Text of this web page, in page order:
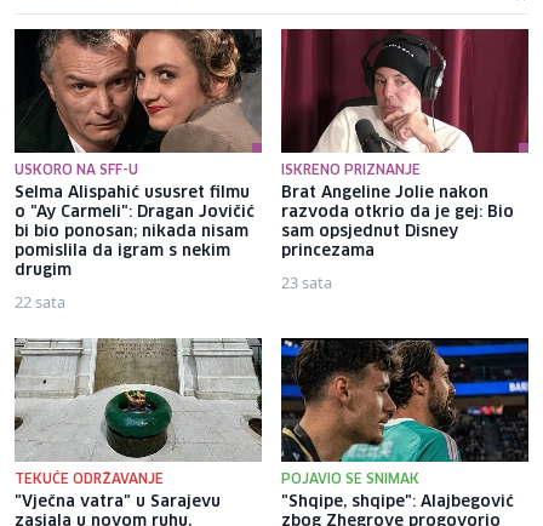
USKORO NA SFF-U
Selma Alispahić ususret filmu
o "Ay Carmeli": Dragan Jovičić
bi bio ponosan; nikada nisam
pomislila da igram s nekim
drugim
22 sata
ISKRENO PRIZNANJE
Brat Angeline Jolie nakon
razvoda otkrio da je gej: Bio
sam opsjednut Disney
princezama
23 sata
TEKUĆE ODRŽAVANJE
"Vječna vatra" u Sarajevu
zasjala u novom ruhu,
POJAVIO SE SNIMAK
"Shqipe, shqipe": Alajbegović
zbog Zhegrove progovorio